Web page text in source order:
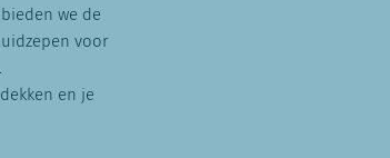
we de
voor
en je